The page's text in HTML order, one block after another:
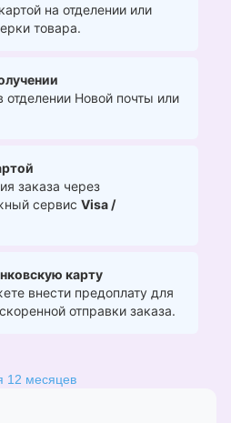
на отделении или
товара.
Новой почты или
заказа через
сервис Visa /
карту
внести предоплату для
отправки заказа.
12 месяцев